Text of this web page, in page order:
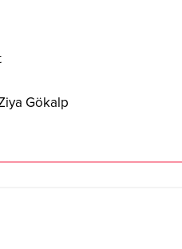
Gökalp